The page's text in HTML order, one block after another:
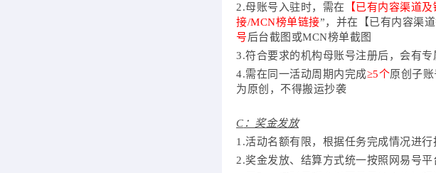
2.母账号入驻时，需在 【已有内容渠道及
接/MCN榜单链接”，并在【已有内容渠
号后台截图或MCN榜单截图
3.符合要求的机构母账号注册后，会有
4.需在同一活动周期内完成≥5个原创子
为原创，不得搬运抄袭
C ：奖金发放
1.活动名额有限，根据任务完成情况进
2.奖金发放、结算方式统一按照网易号平